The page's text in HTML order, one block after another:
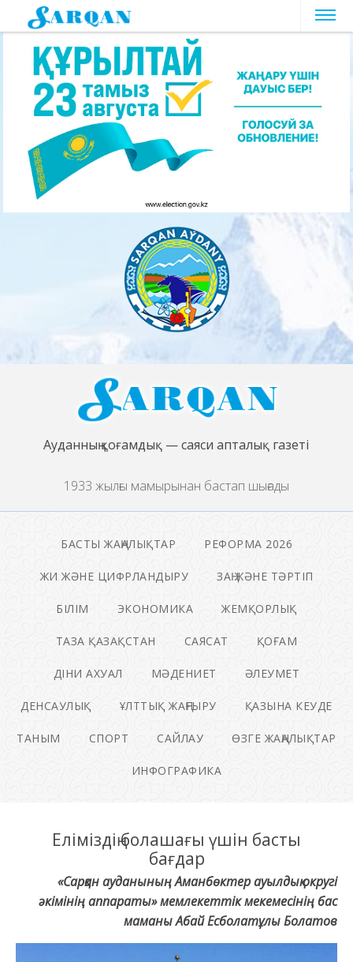
Ауданның қоғамдық — саяси апталық газеті
1933 жылғы мамырынан бастап шығады
БАСТЫ ЖАҢАЛЫҚТАР РЕФОРМА 2026
ЖИ ЖӘНЕ ЦИФРЛАНДЫРУ ЗАҢ ЖӘНЕ ТӘРТІП
БІЛІМ ЭКОНОМИКА ЖЕМҚОРЛЫҚ
ТАЗА ҚАЗАҚСТАН САЯСАТ ҚОҒАМ
ДІНИ АХУАЛ МӘДЕНИЕТ ӘЛЕУМЕТ
ДЕНСАУЛЫҚ ҰЛТТЫҚ ЖАҢҒЫРУ ҚАЗЫНА КЕУДЕ
ТАНЫМ СПОРТ САЙЛАУ ӨЗГЕ ЖАҢАЛЫҚТАР
ИНФОГРАФИКА
Еліміздің болашағы үшін басты
бағдар
«Сарқан ауданының Аманбөктер ауылдық округі
әкімінің аппараты» мемлекеттік мекемесінің бас
маманы Абай Есболатұлы Болатов